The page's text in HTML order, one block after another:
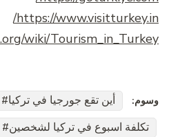
https://www.visitturkey.in/
wiki/Tourism_in_Turkey
وسوم:
أين تقع جورجيا في تركيا
تكلفة اسبوع في تركيا لشخصين